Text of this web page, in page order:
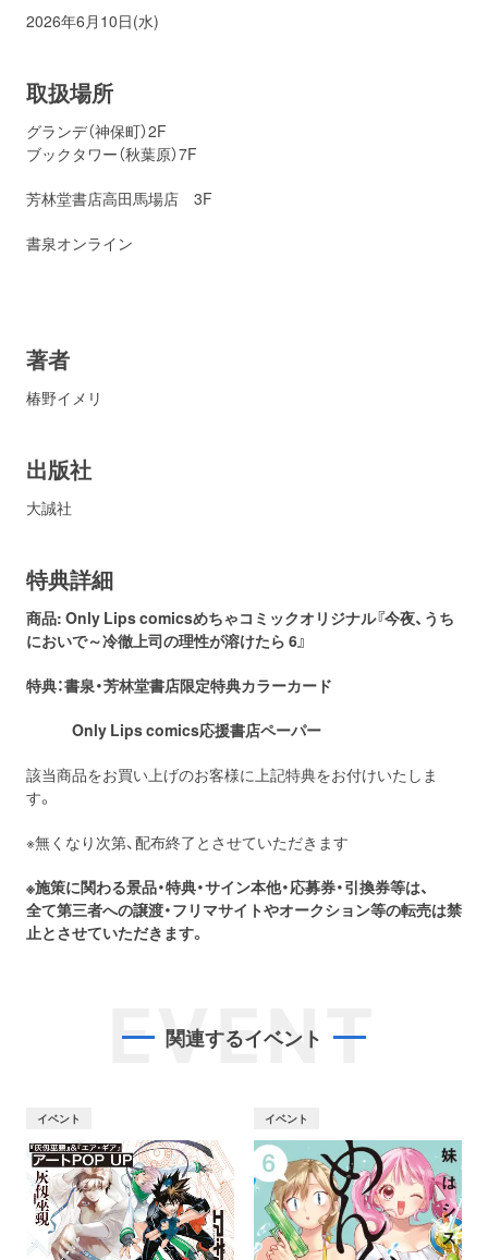
2026年6月10日(水)
取扱場所
グランデ（神保町）2F
ブックタワー（秋葉原）7F
芳林堂書店高田馬場店 3F
書泉オンライン
著者
椿野イメリ
出版社
大誠社
特典詳細
商品: Only Lips comicsめちゃコミックオリジナル『今夜、うち
においで～冷徹上司の理性が溶けたら 6』
特典：書泉・芳林堂書店限定特典カラーカード
Only Lips comics応援書店ペーパー
該当商品をお買い上げのお客様に上記特典をお付けいたしま
す。
※無くなり次第、配布終了とさせていただきます
※施策に関わる景品・特典・サイン本他・応募券・引換券等は、
全て第三者への譲渡・フリマサイトやオークション等の転売は禁
止とさせていただきます。
EVENT
関連するイベント
イベント イベント